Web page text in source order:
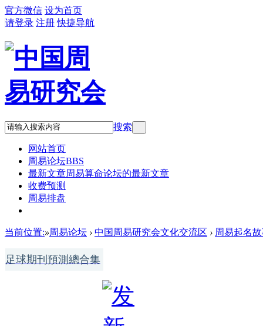
官方微信 设为首页
请登录 注册 快捷导航
搜索
网站首页
周易论坛BBS
最新文章周易算命论坛的最新文章
收费预测
周易排盘
当前位置:»周易论坛 › 中国周易研究会文化交流区 › 周易起名
足球期刊預測總合集